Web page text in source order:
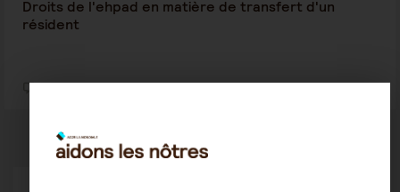
Droits de l'ehpad en matière de transfert d'un
résident